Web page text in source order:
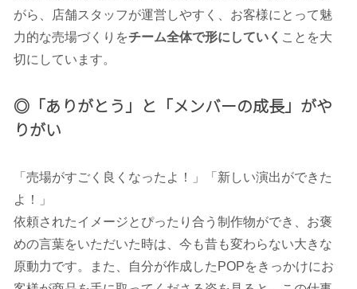
がら、店舗スタッフが運営しやすく、お客様にとって魅
力的な売場づくりをチーム全体で形にしていく ことを大
切にしています。
◎「ありがとう」と「メンバーの成長」がや
りがい
「売場がすごく良くなったよ！」「新しい演出ができた
よ！」
依頼されたイメージとぴったり合う制作物ができ、お褒
めの言葉をいただいた時は、今も昔も変わらない大きな
原動力です。また、自分が作成したPOPをきっかけにお